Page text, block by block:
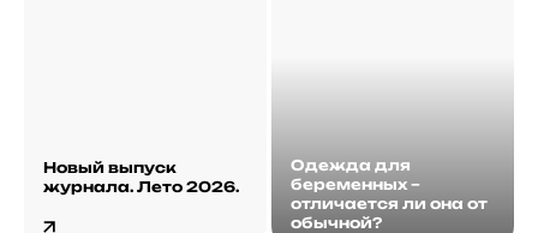
Новый выпуск
журнала. Лето 2026.
Одежда для
беременных –
отличается ли она от
обычной?